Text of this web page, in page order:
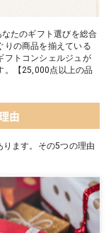
たのギフト選びを総合
りの商品を揃えている
フトコンシェルジュが
。【25,000点以上の品
由
ます。その5つの理由